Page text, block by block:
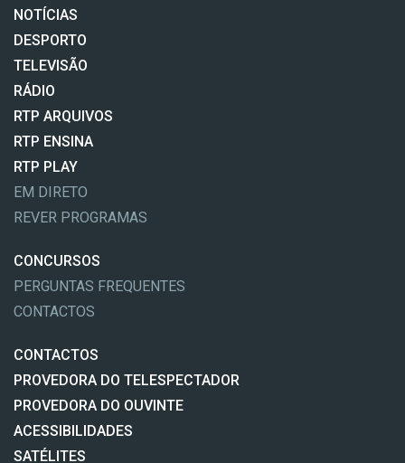
NOTÍCIAS
DESPORTO
TELEVISÃO
RÁDIO
RTP ARQUIVOS
RTP ENSINA
RTP PLAY
EM DIRETO
REVER PROGRAMAS
CONCURSOS
PERGUNTAS FREQUENTES
CONTACTOS
CONTACTOS
PROVEDORA DO TELESPECTADOR
PROVEDORA DO OUVINTE
ACESSIBILIDADES
SATÉLITES